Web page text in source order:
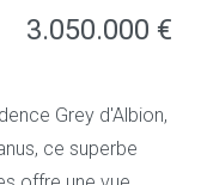
3.050.000 €
Grey d'Albion,
ce superbe